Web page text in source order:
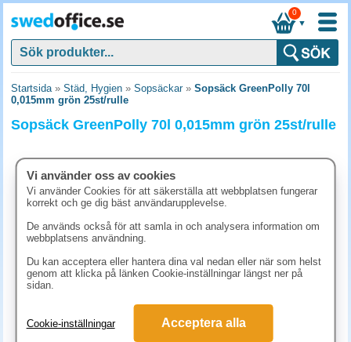
▼
0
Startsida» Städ, Hygien » Sopsäckar» Sopsäck GreenPolly 70l
0,015mm grön 25st/rulle
Sopsäck GreenPolly 70l 0,015mm grön 25st/rulle
148.80 kr (inkl. moms)
Vi använder oss av cookies
Vi använder Cookies för att säkerställa att webbplatsen fungerar
korrekt och ge dig bäst användarupplevelse.
De används också för att samla in och analysera information om
webbplatsens användning.
Du kan acceptera eller hantera dina val nedan eller när som helst
genom att klicka på länken Cookie-inställningar längst ner på
sidan.
Cookie-inställningar Acceptera alla